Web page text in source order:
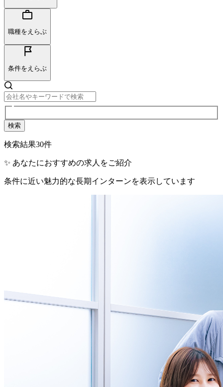
職種をえらぶ
条件をえらぶ
検索
検索結果30件
✨ あなたにおすすめの求人をご紹介
条件に近い魅力的な長期インターンを表示しています